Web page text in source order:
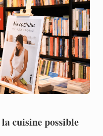
cuisine possible